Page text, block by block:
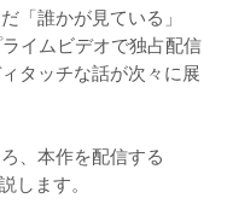
「誰かが見ている」
イムビデオで独占配信
タッチな話が次々に展
、本作を配信する
ます。